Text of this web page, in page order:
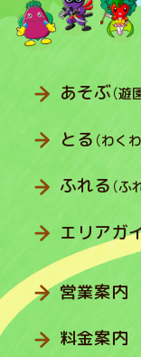
あそぶ（遊
とる （わく
ふれる （
エリアガ
営業案内
料金案内